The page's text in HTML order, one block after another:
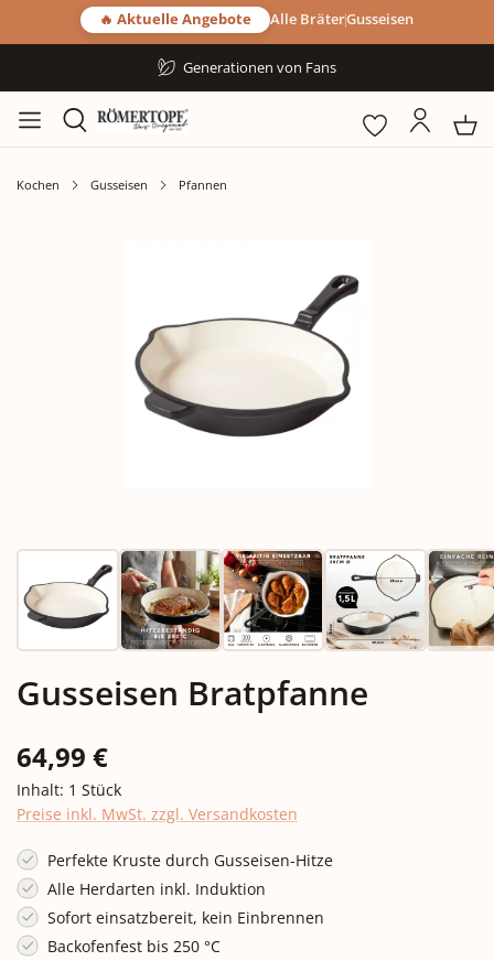
🔥 Aktuelle Angebote Alle BräterGusseisen
Generationen von Fans
Kochen Gusseisen Pfannen
Gusseisen Bratpfanne
Regulärer Preis:
64,99 €
Inhalt: 1 Stück
Preise inkl. MwSt. zzgl. Versandkosten
Perfekte Kruste durch Gusseisen-Hitze
Alle Herdarten inkl. Induktion
Sofort einsatzbereit, kein Einbrennen
Backofenfest bis 250 °C